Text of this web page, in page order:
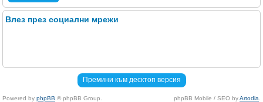
Влез през социални мрежи
Премини към десктоп версия
Powered by phpBB © phpBB Group. phpBB Mobile / SEO byArtodia